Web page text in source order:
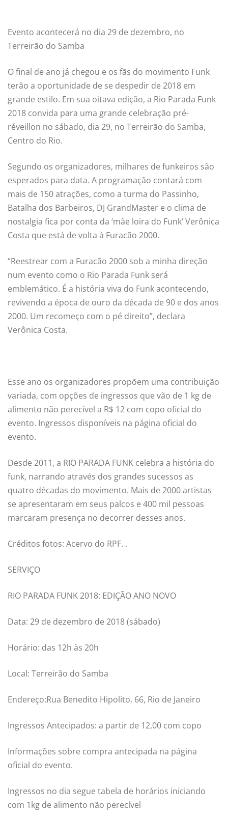
Evento acontecerá no dia 29 de dezembro, no
Terreirão do Samba
O final de ano já chegou e os fãs do movimento Funk
terão a oportunidade de se despedir de 2018 em
grande estilo. Em sua oitava edição, a Rio Parada Funk
2018 convida para uma grande celebração pré-
réveillon no sábado, dia 29, no Terreirão do Samba,
Centro do Rio.
Segundo os organizadores, milhares de funkeiros são
esperados para data. A programação contará com
mais de 150 atrações, como a turma do Passinho,
Batalha dos Barbeiros, DJ GrandMaster e o clima de
nostalgia fica por conta da ‘mãe loira do Funk’ Verônica
Costa que está de volta à Furacão 2000.
“Reestrear com a Furacão 2000 sob a minha direção
num evento como o Rio Parada Funk será
emblemático. É a história viva do Funk acontecendo,
revivendo a época de ouro da década de 90 e dos anos
2000. Um recomeço com o pé direito”, declara
Verônica Costa.
Esse ano os organizadores propõem uma contribuição
variada, com opções de ingressos que vão de 1 kg de
alimento não perecível a R$ 12 com copo oficial do
evento. Ingressos disponíveis na página oficial do
evento.
Desde 2011, a RIO PARADA FUNK celebra a história do
funk, narrando através dos grandes sucessos as
quatro décadas do movimento. Mais de 2000 artistas
se apresentaram em seus palcos e 400 mil pessoas
marcaram presença no decorrer desses anos.
Créditos fotos: Acervo do RPF. .
SERVIÇO
RIO PARADA FUNK 2018: EDIÇÃO ANO NOVO
Data: 29 de dezembro de 2018 (sábado)
Horário: das 12h às 20h
Local: Terreirão do Samba
Endereço:Rua Benedito Hipolito, 66, Rio de Janeiro
Ingressos Antecipados: a partir de 12,00 com copo
Informações sobre compra antecipada na página
oficial do evento.
Ingressos no dia segue tabela de horários iniciando
com 1kg de alimento não perecível